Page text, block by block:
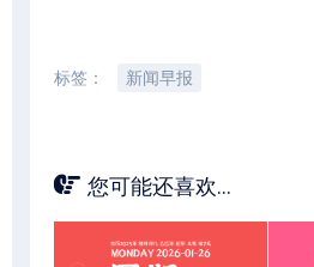
标签： 新闻早报
您可能还喜欢...